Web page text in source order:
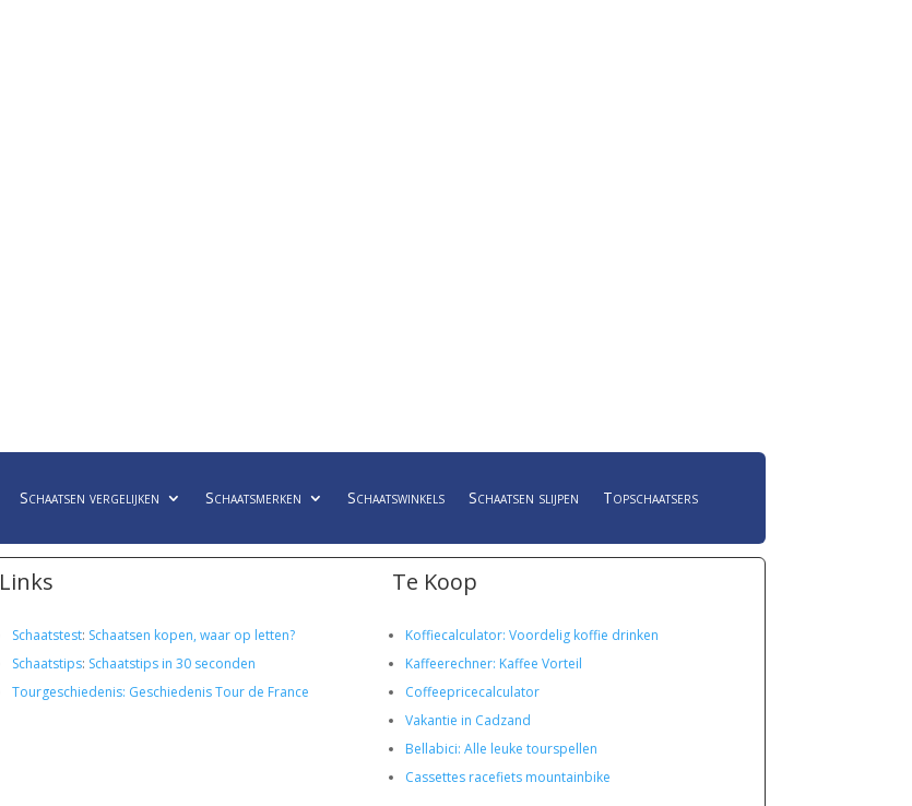
Schaatsen vergelijken Schaatsmerken Schaatswinkels Schaatsen slijpen Topschaatsers
Links
Schaatstest: Schaatsen kopen, waar op letten?
Schaatstips: Schaatstips in 30 seconden
Tourgeschiedenis: Geschiedenis Tour de France
Te Koop
Koffiecalculator: Voordelig koffie drinken
Kaffeerechner: Kaffee Vorteil
Coffeepricecalculator
Vakantie in Cadzand
Bellabici: Alle leuke tourspellen
Cassettes racefiets mountainbike